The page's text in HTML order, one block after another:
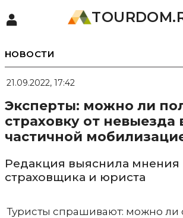
НОВОСТИ
21.09.2022, 17:42
Эксперты: можно ли
страховку от невыезда
частичной
Редакция выяснила мнения
страховщика и юриста
Туристы спрашивают: можно ли